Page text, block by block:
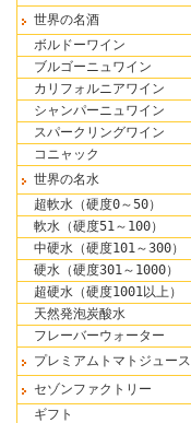
世界の名酒
ボルドーワイン
ブルゴーニュワイン
カリフォルニアワイン
シャンパーニュワイン
スパークリングワイン
コニャック
世界の名水
超軟水（硬度0～50）
軟水（硬度51～100）
中硬水（硬度101～300）
硬水（硬度301～1000）
超硬水（硬度1001以上）
天然発泡炭酸水
フレーバーウォーター
プレミアムトマトジュース
セゾンファクトリー
ギフト